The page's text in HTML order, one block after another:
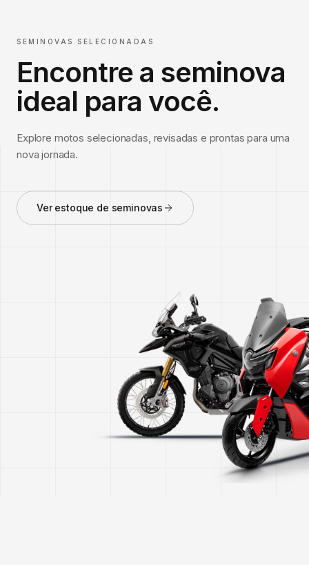
SEMINOVAS SELECIONADAS
Encontre a seminova
ideal para você.
Explore motos selecionadas, revisadas e prontas para uma
nova jornada.
Ver estoque de seminovas